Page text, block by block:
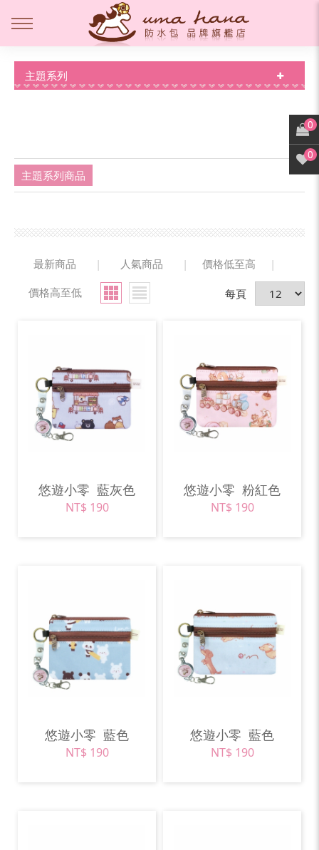
主題系列
主題系列商品
最新商品 | 人氣商品 | 價格低至高
|
價格高至低
每頁
悠遊小零 藍灰色
NT$ 190
悠遊小零 粉紅色
NT$ 190
悠遊小零 藍色
NT$ 190
悠遊小零 藍色
NT$ 190
0
0